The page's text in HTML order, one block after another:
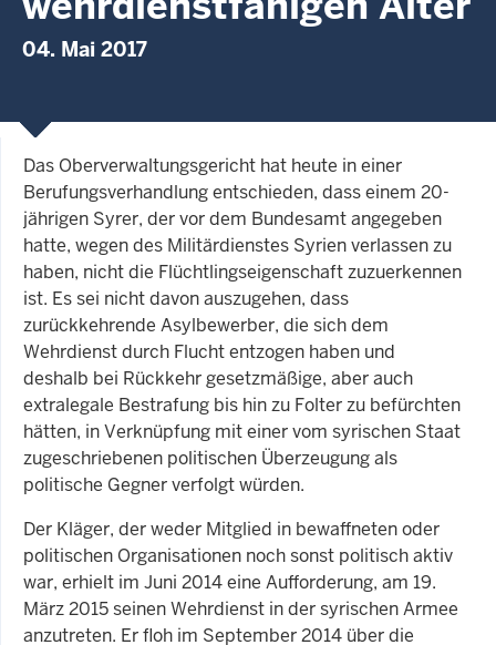
04. Mai 2017
Das Oberverwaltungsgericht hat heute in einer
Berufungsverhandlung entschieden, dass einem 20-
jährigen Syrer, der vor dem Bundesamt angegeben
hatte, wegen des Militärdienstes Syrien verlassen zu
haben, nicht die Flüchtlingseigenschaft zuzuerkennen
ist. Es sei nicht davon auszugehen, dass
zurückkehrende Asylbewerber, die sich dem
Wehrdienst durch Flucht entzogen haben und
deshalb bei Rückkehr gesetzmäßige, aber auch
extralegale Bestrafung bis hin zu Folter zu befürchten
hätten, in Verknüpfung mit einer vom syrischen Staat
zugeschriebenen politischen Überzeugung als
politische Gegner verfolgt würden.
Der Kläger, der weder Mitglied in bewaffneten oder
politischen Organisationen noch sonst politisch aktiv
war, erhielt im Juni 2014 eine Aufforderung, am 19.
März 2015 seinen Wehrdienst in der syrischen Armee
anzutreten. Er floh im September 2014 über die